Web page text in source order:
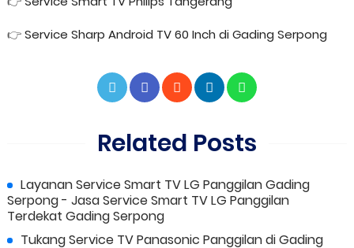
👉Service Sharp Android TV 60 Inch di Gading Serpong
Related Posts
Layanan Service Smart TV LG Panggilan Gading
Serpong - Jasa Service Smart TV LG Panggilan
Terdekat Gading Serpong
Tukang Service TV Panasonic Panggilan di Gading